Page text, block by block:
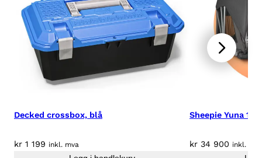
Decked crossbox, blå
kr 1 199 inkl. mva
Sheepie Yuna
kr 34 900 inkl. mva